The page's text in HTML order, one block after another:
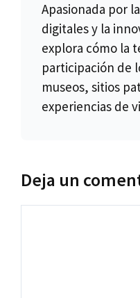
Apasionada por
digitales y la
explora cómo la
participación de
museos, sitios
experiencias de
Deja un